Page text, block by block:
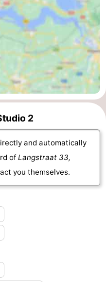
2
and automatically
of Langstraat 33,
you themselves.